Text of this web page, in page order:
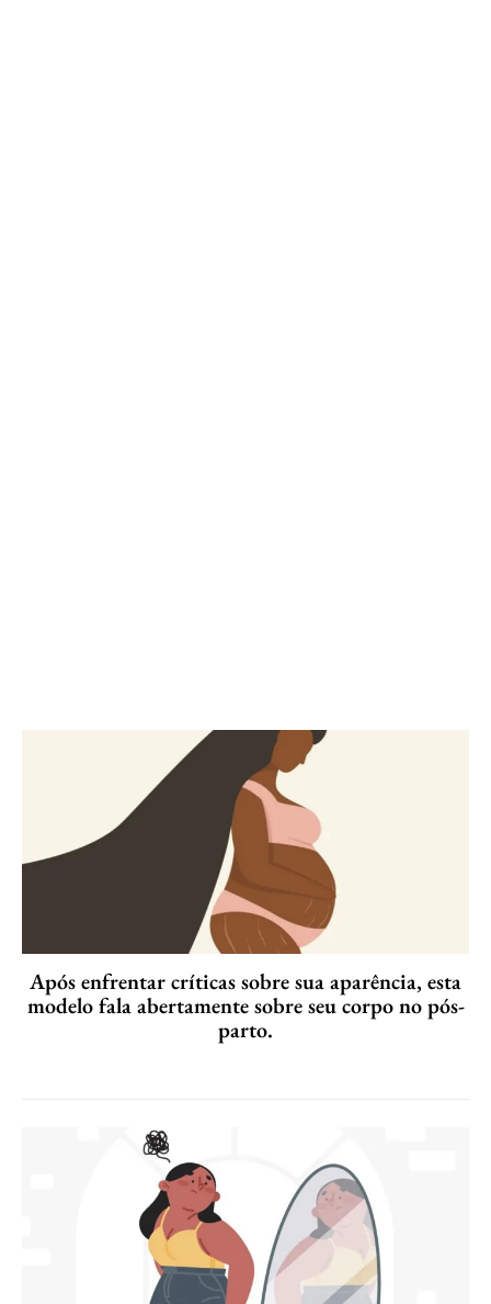
Após enfrentar críticas sobre sua aparência, esta
modelo fala abertamente sobre seu corpo no pós-
parto.